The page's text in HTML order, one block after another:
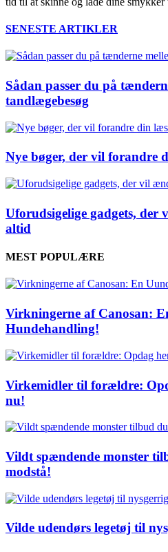
SENESTE ARTIKLER
Sådan passer du på
tandlægebesøg
Nye bøger, der vil forandre
Uforudsigelige gadgets,
altid
MEST POPULÆRE
Virkningerne af Canosan:
Hundehandling!
Virkemidler til forældre:
nu!
Vildt spændende monster
modstå!
Vilde udendørs legetøj til